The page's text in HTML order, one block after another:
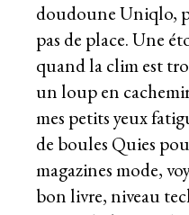
doudoune Uniqlo,
pas de place. Une
quand la clim est
un loup en
mes petits yeux
de boules Quies
magazines mode,
bon livre, niveau